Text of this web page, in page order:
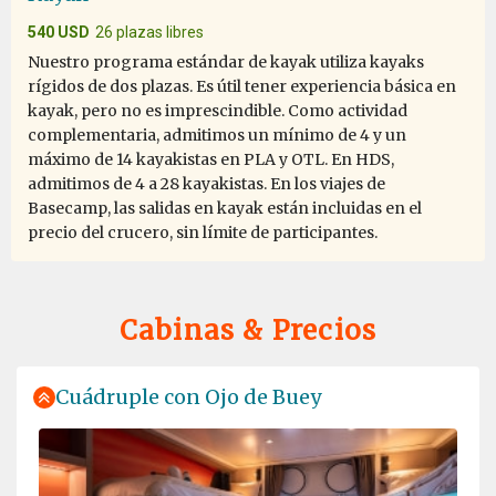
witness a polar bear in the wild, and while I know
viewing wildlife can be hit or miss, the Oceanwide
Expedition team delivered us a once in a lifetime
experience, thanks to the skillful eyes and the team's
determination. How anyone could spot a polar bear in a
somewhat foggy ice packed landscape is beyond
anyone's imagination, but once spotted, the captain did
the impossible to make viewing the King of the Arctic a
reality. It was truly the highlight of the trip. Thank you
Oceanwide Expeditions!
Outstanding
por Mary Maguire El Ártico
540 USD 26 plazas libres
Nuestro programa estándar de kayak utiliza kayaks
rígidos de dos plazas. Es útil tener experiencia básica en
kayak, pero no es imprescindible. Como actividad
complementaria, admitimos un mínimo de 4 y un
máximo de 14 kayakistas en PLA y OTL. En HDS,
admitimos de 4 a 28 kayakistas. En los viajes de
Basecamp, las salidas en kayak están incluidas en el
precio del crucero, sin límite de participantes.
Cabinas & Precios
Cuádruple con Ojo de Buey